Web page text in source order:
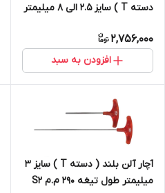
دسته T ) سایز 2.5 الی 8 میلیمتر
2,756,000
افزودن به سبد
آچار آلن بلند ( دسته T ) سایز 3
میلیمتر طول تیغه 290 م.م S2